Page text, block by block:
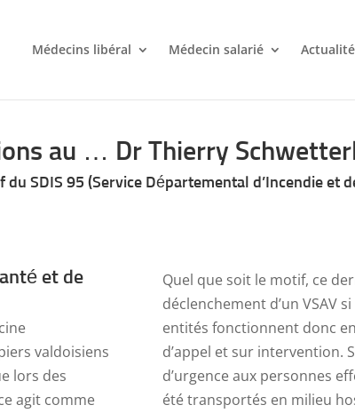
Médecins libéral Médecin salarié Actualité
au … Dr Thierry
du SDIS 95 (Service Départemental d’Incendie et
et de
valdoisiens
lors des
agit comme
Quel que soit le motif, ce
déclenchement d’un VSAV
entités fonctionnent donc
d’appel et sur intervention.
d’urgence aux personnes
été transportés en milieu